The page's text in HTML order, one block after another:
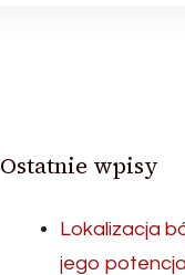
Ostatnie wpisy
Lokalizacja
jego